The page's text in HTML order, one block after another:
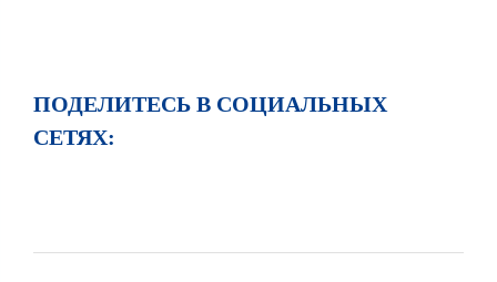
ПОДЕЛИТЕСЬ В СОЦИАЛЬНЫХ
СЕТЯХ: